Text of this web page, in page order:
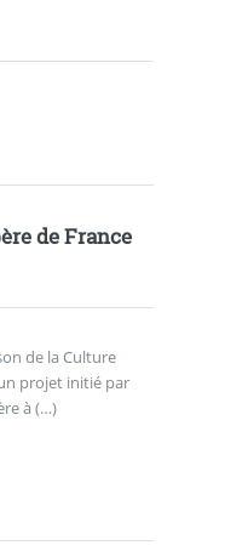
de France
de la Culture
projet initié par
à (…)